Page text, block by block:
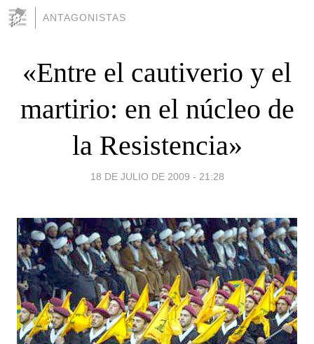
ANTAGONISTAS
«Entre el cautiverio y el
martirio: en el núcleo de
la Resistencia»
18 DE JULIO DE 2009 - 21:28